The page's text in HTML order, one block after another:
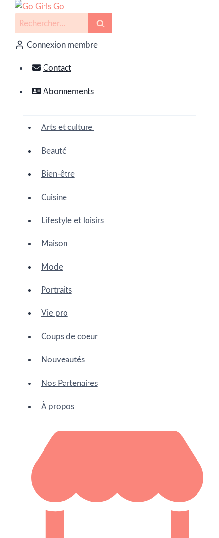
Connexion membre
Contact
Abonnements
Arts et culture
Beauté
Bien-être
Cuisine
Lifestyle et loisirs
Maison
Mode
Portraits
Vie pro
Coups de coeur
Nouveautés
Nos Partenaires
À propos